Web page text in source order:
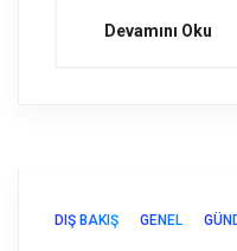
Devamını Oku
DIŞ BAKIŞ GENEL